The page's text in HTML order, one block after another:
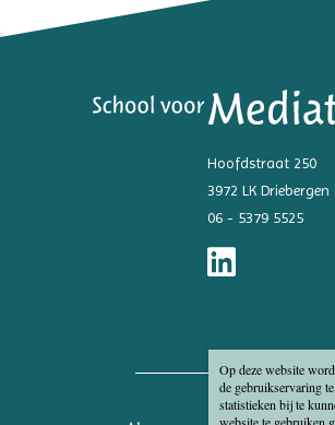
Op deze website
de gebruikservaring
statistieken bij te
Hoofdstraat 250
3972 LK Driebergen
06 - 5379 5525